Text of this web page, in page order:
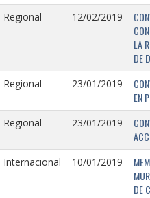
Regional 12/02/2019
LA
DE
Regional 23/01/2019
EN
Regional 23/01/2019
Internacional 10/01/2019
DE